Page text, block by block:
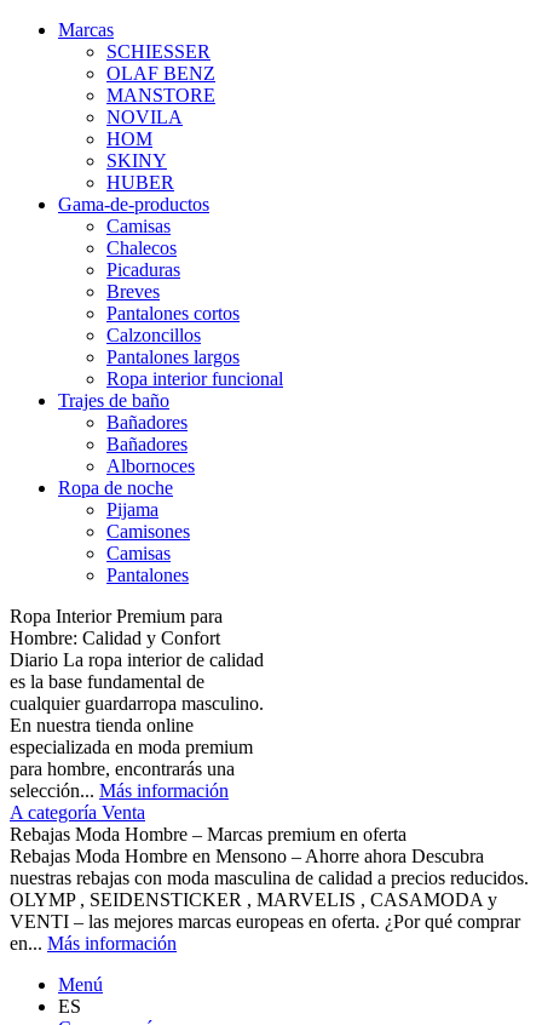
Marcas
SCHIESSER
OLAF BENZ
MANSTORE
NOVILA
HOM
SKINY
HUBER
Gama-de-productos
Camisas
Chalecos
Picaduras
Breves
Pantalones cortos
Calzoncillos
Pantalones largos
Ropa interior funcional
Trajes de baño
Bañadores
Bañadores
Albornoces
Ropa de noche
Pijama
Camisones
Camisas
Pantalones
Ropa Interior Premium para
Hombre: Calidad y Confort
Diario La ropa interior de calidad
es la base fundamental de
cualquier guardarropa masculino.
En nuestra tienda online
especializada en moda premium
para hombre, encontrarás una
selección... Más información
A categoría Venta
Rebajas Moda Hombre – Marcas premium en oferta
Rebajas Moda Hombre en Mensono – Ahorre ahora Descubra
nuestras rebajas con moda masculina de calidad a precios reducidos.
OLYMP , SEIDENSTICKER , MARVELIS , CASAMODA y
VENTI – las mejores marcas europeas en oferta. ¿Por qué comprar
en... Más información
Menú
ES